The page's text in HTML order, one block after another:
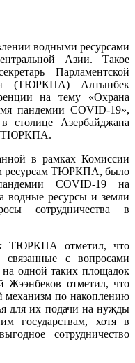
водными ресурсами
Азии. Такое
Парламентской
(ТЮРКПА) Алтынбек
на тему «Охрана
пандемии COVID-19»,
Азербайджана
ТЮРКПА.
в рамках Комиссии
ресурсам ТЮРКПА, было
COVID-19 на
водные ресурсы и земли
сотрудничества в
ТЮРКПА отметил, что
связанные с вопросами
одной таких площадок
Жээнбеков отметил, что
механизм по накоплению
для их подачи на нужды
государствам, хотя в
сотрудничество